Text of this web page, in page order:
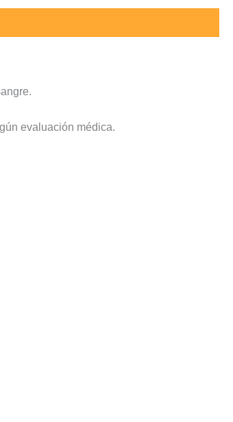
evaluación médica.